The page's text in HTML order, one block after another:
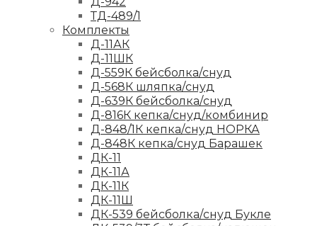
ТД-489/1
Комплекты
Д-11АК
Д-11ШК
Д-559К бейсболка/снуд
Д-568К шляпка/снуд
Д-639К бейсболка/снуд
Д-816К кепка/снуд/комбинир
Д-848/1К кепка/снуд НОРКА
Д-848К кепка/снуд Барашек
ДК-11
ДК-11А
ДК-11К
ДК-11Ш
ДК-539 бейсболка/снуд Букле